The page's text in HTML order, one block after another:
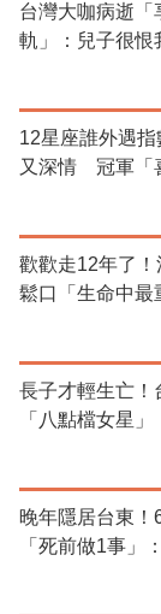
台灣大咖病逝「
軌」：兒子很恨
12星座誰外遇
又深情 冠軍「
歡歡走12年了
鬆口「生命中最
長子才輕生亡
「八點檔女星」
晚年隱居台東
「死前做1事」